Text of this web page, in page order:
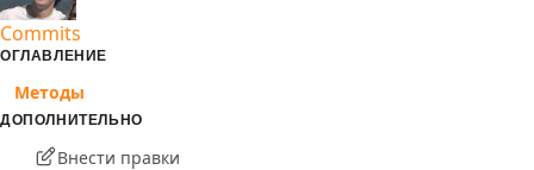
Commits
ОГЛАВЛЕНИЕ
Методы
ДОПОЛНИТЕЛЬНО
Внести правки